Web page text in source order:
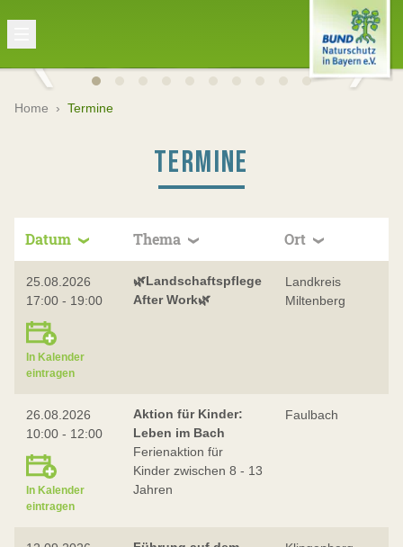
Home › Termine
TERMINE
Datum Thema Ort
25.08.2026
17:00 - 19:00
In Kalender
eintragen
🌿Landschaftspflege
After Work🌿
Landkreis
Miltenberg
26.08.2026
10:00 - 12:00
In Kalender
eintragen
Aktion für Kinder:
Leben im Bach
Ferienaktion für
Kinder zwischen 8 - 13
Jahren
Faulbach